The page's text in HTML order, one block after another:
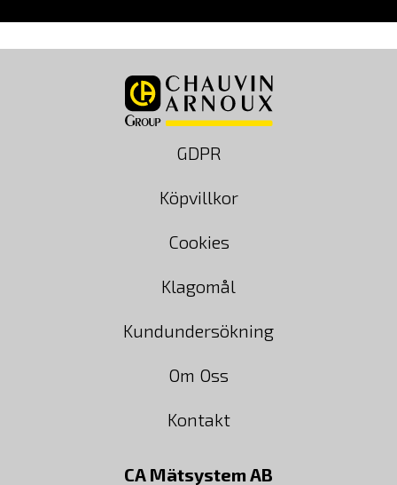
GDPR
Köpvillkor
Cookies
Klagomål
Kundundersökning
Om Oss
Kontakt
CA Mätsystem AB